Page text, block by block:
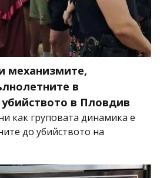
механизмите,
в
в Пловдив
как груповата динамика е
до убийството на